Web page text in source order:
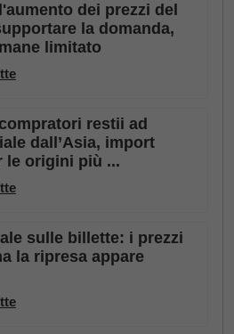
dei prezzi del
la domanda,
limitato
restii ad
dall’Asia, import
le origini più ...
sulle billette: i prezzi
la ripresa appare